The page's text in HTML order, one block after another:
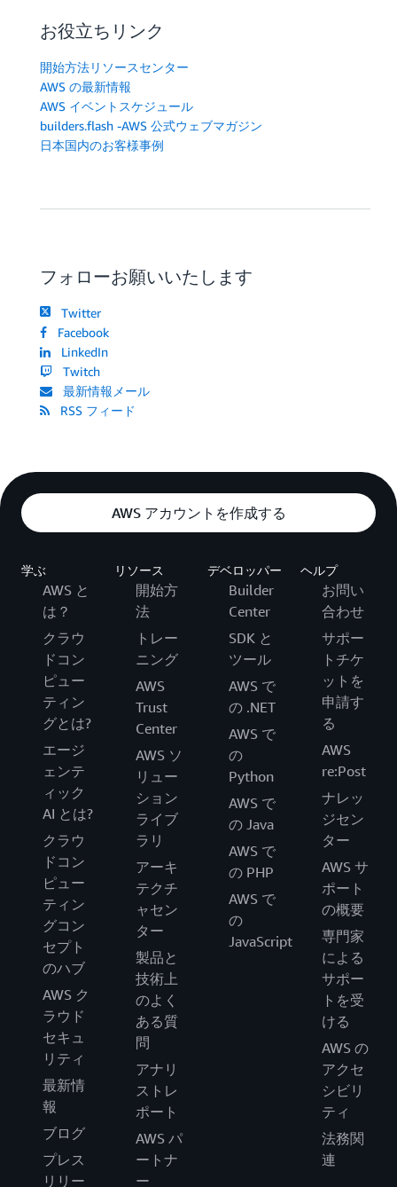
お役立ちリンク
開始方法リソースセンター
AWS の最新情報
AWS イベントスケジュール
builders.flash -AWS 公式ウェブマガジン
日本国内のお客様事例
フォローお願いいたします
Twitter
Facebook
LinkedIn
Twitch
最新情報メール
RSS フィード
AWS アカウントを作成する
学ぶ
AWS と
は？
クラウ
ドコン
ピュー
ティン
グとは?
エージ
ェンテ
ィック
AI とは?
クラウ
ドコン
ピュー
ティン
グコン
セプト
のハブ
AWS ク
ラウド
セキュ
リティ
最新情
報
ブログ
プレス
リリー
リソース
開始方
法
トレー
ニング
AWS
Trust
Center
AWS ソ
リュー
ション
ライブ
ラリ
アーキ
テクチ
ャセン
ター
製品と
技術上
のよく
ある質
問
アナリ
ストレ
ポート
AWS パ
ートナ
ー
デベロッパー
Builder
Center
SDK と
ツール
AWS で
の .NET
AWS で
の
Python
AWS で
の Java
AWS で
の PHP
AWS で
の
JavaScript
ヘルプ
お問い
合わせ
サポー
トチケ
ットを
申請す
る
AWS
re:Post
ナレッ
ジセン
ター
AWS サ
ポート
の概要
専門家
による
サポー
トを受
ける
AWS の
アクセ
シビリ
ティ
法務関
連